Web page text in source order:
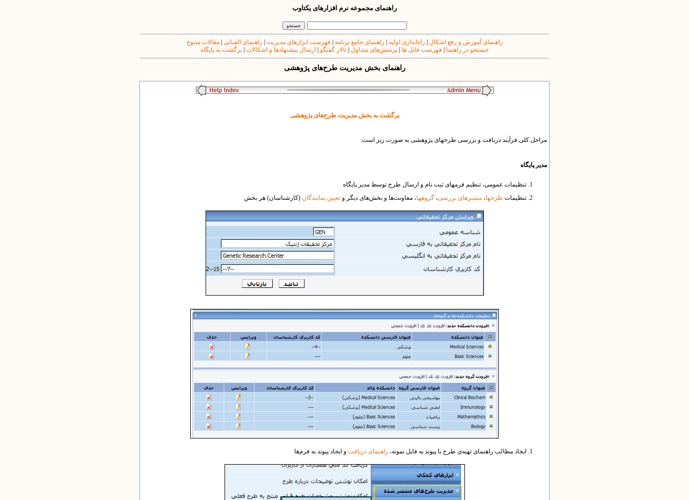
راهنمای مجموعه نرم افزارهای یکتاوب
راهنمای آموزش و رفع اشکال راه‌اندازی اولیه راهنمای جامع برنامه فهرست ابزارهای مدیریت راهنمای الفبایی |مقالات متنوع
جستجو در راهنما
فهرست فایل ها پرسش‌های متداول تالار گفتگو ارسال پیشنهادها و اشکالات برگشت به پایگاه
راهنمای بخش مدیریت طرح‌های پژوهشی
برگشت به بخش مدیریت طرح‌های پژوهشی
مراحل کلی فرآیند دریافت و بررسی طرح​های پژوهشی به صورت زیر است:
مدیر پایگاه
تنظیمات عمومی، تنظیم فرم​های ثبت نام و ارسال طرح توسط مدیر پایگاه
تنظیمات طرح​ها، مسیرهای بررسی، گروه​ها، معاونت‌ها و بخش‌های دیگر و تعیین نمایندگان (کارشناسان) هر بخش
ایجاد مطالب راهنمای تهیه‌ی طرح با پیوند به فایل نمونه، راهنمای دریافت و ایجاد پیوند به فرم‌ها